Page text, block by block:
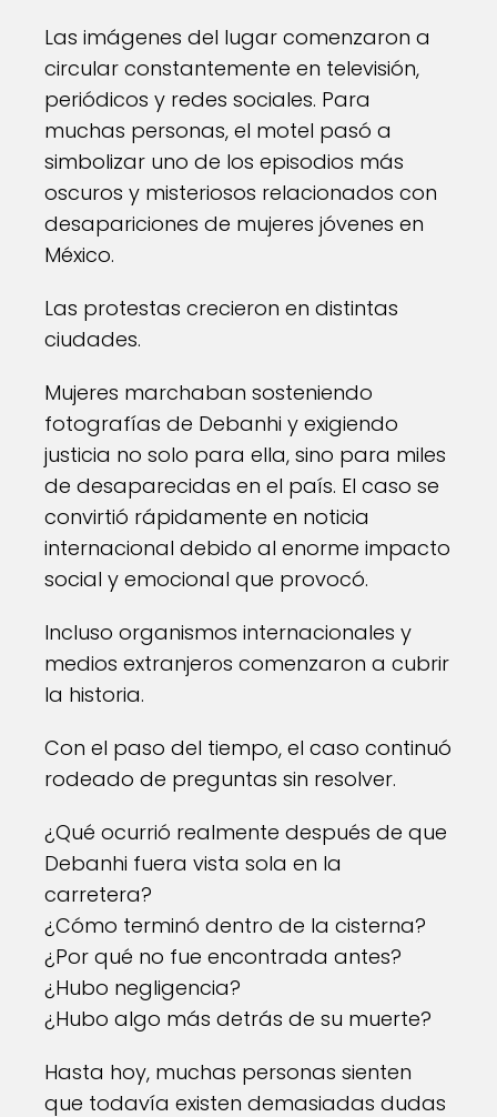
Las imágenes del lugar comenzaron a
circular constantemente en televisión,
periódicos y redes sociales. Para
muchas personas, el motel pasó a
simbolizar uno de los episodios más
oscuros y misteriosos relacionados con
desapariciones de mujeres jóvenes en
México.
Las protestas crecieron en distintas
ciudades.
Mujeres marchaban sosteniendo
fotografías de Debanhi y exigiendo
justicia no solo para ella, sino para miles
de desaparecidas en el país. El caso se
convirtió rápidamente en noticia
internacional debido al enorme impacto
social y emocional que provocó.
Incluso organismos internacionales y
medios extranjeros comenzaron a cubrir
la historia.
Con el paso del tiempo, el caso continuó
rodeado de preguntas sin resolver.
¿Qué ocurrió realmente después de que
Debanhi fuera vista sola en la
carretera?
¿Cómo terminó dentro de la cisterna?
¿Por qué no fue encontrada antes?
¿Hubo negligencia?
¿Hubo algo más detrás de su muerte?
Hasta hoy, muchas personas sienten
que todavía existen demasiadas dudas